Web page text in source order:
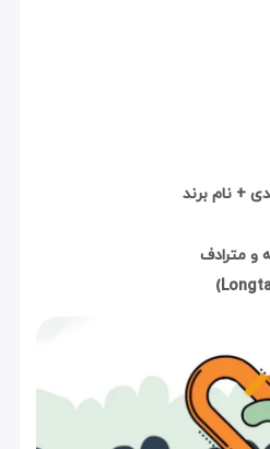
+ نام برند
و مترادف